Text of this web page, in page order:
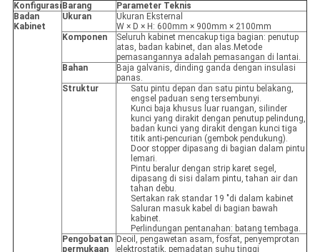
Konfigurasi Barang
Parameter Teknis
Badan
Kabinet
Ukuran
Ukuran Eksternal
W × D × H: 600mm × 900mm × 2100mm
Komponen
Seluruh kabinet mencakup tiga bagian: penutup
atas, badan kabinet, dan alas.Metode
pemasangannya adalah pemasangan di lantai.
Bahan
Baja galvanis, dinding ganda dengan insulasi
panas.
Struktur
Satu pintu depan dan satu pintu belakang,
engsel paduan seng tersembunyi.
Kunci baja khusus luar ruangan, silinder
kunci yang dirakit dengan penutup pelindung,
badan kunci yang dirakit dengan kunci tiga
titik anti-pencurian (gembok pendukung).
Door stopper dipasang di bagian dalam pintu
lemari.
Pintu beralur dengan strip karet segel,
dipasang di sisi dalam pintu, tahan air dan
tahan debu.
Sertakan rak standar 19 "di dalam kabinet
Saluran masuk kabel di bagian bawah
kabinet.
Perlindungan pentanahan: batang tembaga.
Pengobatan
permukaan
Deoil, pengawetan asam, fosfat, penyemprotan
elektrostatik, pemadatan suhu tinggi